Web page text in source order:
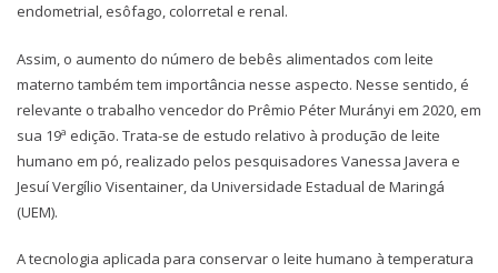
endometrial, esôfago, colorretal e renal.
Assim, o aumento do número de bebês alimentados com leite
materno também tem importância nesse aspecto. Nesse sentido, é
relevante o trabalho vencedor do Prêmio Péter Murányi em 2020, em
sua 19ª edição. Trata-se de estudo relativo à produção de leite
humano em pó, realizado pelos pesquisadores Vanessa Javera e
Jesuí Vergílio Visentainer, da Universidade Estadual de Maringá
(UEM).
A tecnologia aplicada para conservar o leite humano à temperatura